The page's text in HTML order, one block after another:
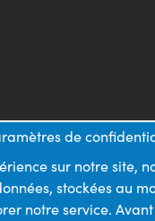
de
sur notre site,
stockées au
notre service.